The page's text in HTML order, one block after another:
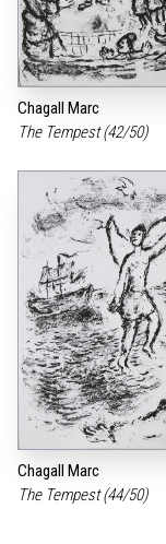
Chagall Marc
The Tempest (42/50)
Chagall Marc
The Tempest (44/50)